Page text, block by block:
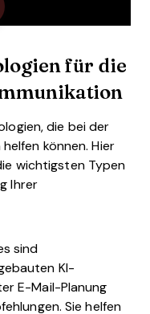
für die
die bei der
können. Hier
wichtigsten Typen
Ihrer
sind
KI-
E-Mail-Planung
Sie helfen